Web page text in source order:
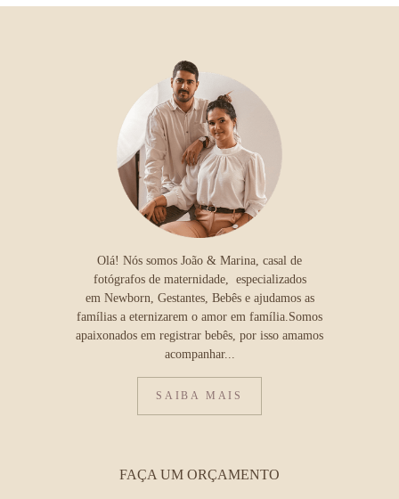
Olá! Nós somos João & Marina, casal de
fotógrafos de maternidade, especializados
em Newborn, Gestantes, Bebês e ajudamos as
famílias a eternizarem o amor em família.Somos
apaixonados em registrar bebês, por isso amamos
acompanhar...
SAIBA MAIS
FAÇA UM ORÇAMENTO